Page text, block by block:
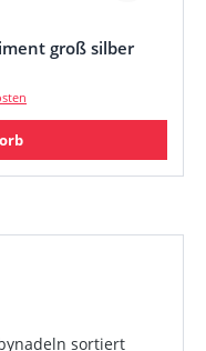
groß silber